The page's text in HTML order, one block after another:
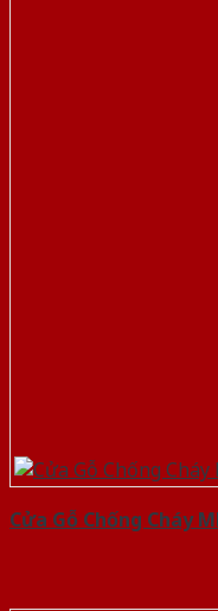
Cửa Gỗ Chống Cháy